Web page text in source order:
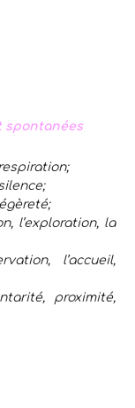
spontanées
l’exploration, la
l’accueil,
proximité,